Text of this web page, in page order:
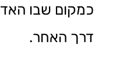
כמקום שבו
דרך האחר.